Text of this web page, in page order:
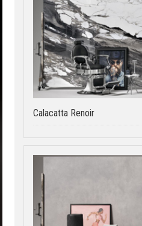
Calacatta Renoir